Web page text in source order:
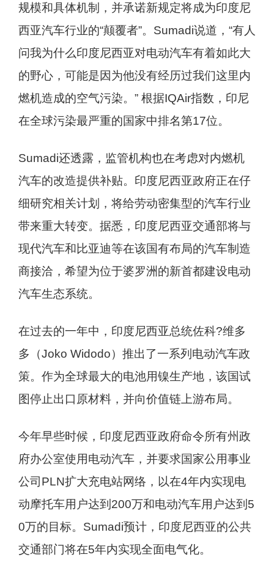
规模和具体机制，并承诺新规定将成为印度尼
西亚汽车行业的“颠覆者”。Sumadi说道，“有人
问我为什么印度尼西亚对电动汽车有着如此大
的野心，可能是因为他没有经历过我们这里内
燃机造成的空气污染。” 根据IQAir指数，印尼
在全球污染最严重的国家中排名第17位。
Sumadi还透露，监管机构也在考虑对内燃机
汽车的改造提供补贴。印度尼西亚政府正在仔
细研究相关计划，将给劳动密集型的汽车行业
带来重大转变。据悉，印度尼西亚交通部将与
现代汽车和比亚迪等在该国有布局的汽车制造
商接洽，希望为位于婆罗洲的新首都建设电动
汽车生态系统。
在过去的一年中，印度尼西亚总统佐科?维多
多（Joko Widodo）推出了一系列电动汽车政
策。作为全球最大的电池用镍生产地，该国试
图停止出口原材料，并向价值链上游布局。
今年早些时候，印度尼西亚政府命令所有州政
府办公室使用电动汽车，并要求国家公用事业
公司PLN扩大充电站网络，以在4年内实现电
动摩托车用户达到200万和电动汽车用户达到5
0万的目标。Sumadi预计，印度尼西亚的公共
交通部门将在5年内实现全面电气化。